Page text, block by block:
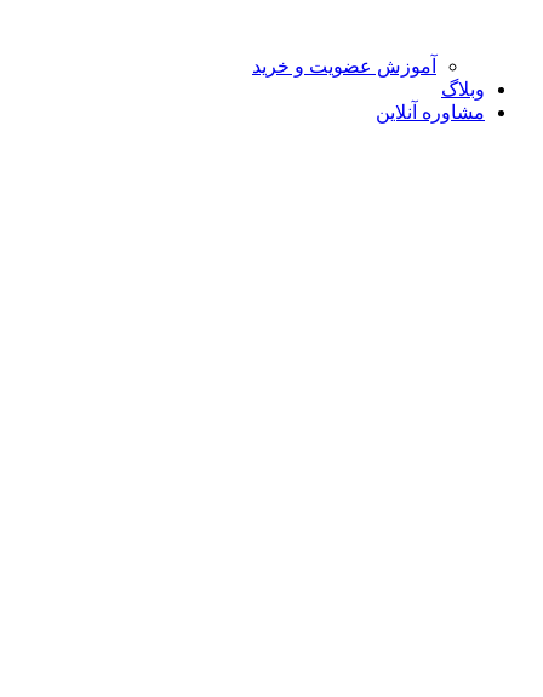
آموزش عضویت و خرید
وبلاگ
مشاوره آنلاین